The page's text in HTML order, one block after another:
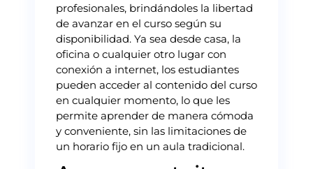
profesionales, brindándoles la libertad
de avanzar en el curso según su
disponibilidad. Ya sea desde casa, la
oficina o cualquier otro lugar con
conexión a internet, los estudiantes
pueden acceder al contenido del curso
en cualquier momento, lo que les
permite aprender de manera cómoda
y conveniente, sin las limitaciones de
un horario fijo en un aula tradicional.